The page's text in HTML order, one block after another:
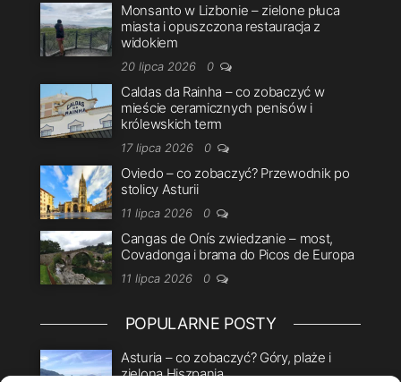
Monsanto w Lizbonie – zielone płuca
miasta i opuszczona restauracja z
widokiem
20 lipca 2026 0
Caldas da Rainha – co zobaczyć w
mieście ceramicznych penisów i
królewskich term
17 lipca 2026 0
Oviedo – co zobaczyć? Przewodnik po
stolicy Asturii
11 lipca 2026 0
Cangas de Onís zwiedzanie – most,
Covadonga i brama do Picos de Europa
11 lipca 2026 0
POPULARNE POSTY
Asturia – co zobaczyć? Góry, plaże i
zielona Hiszpania